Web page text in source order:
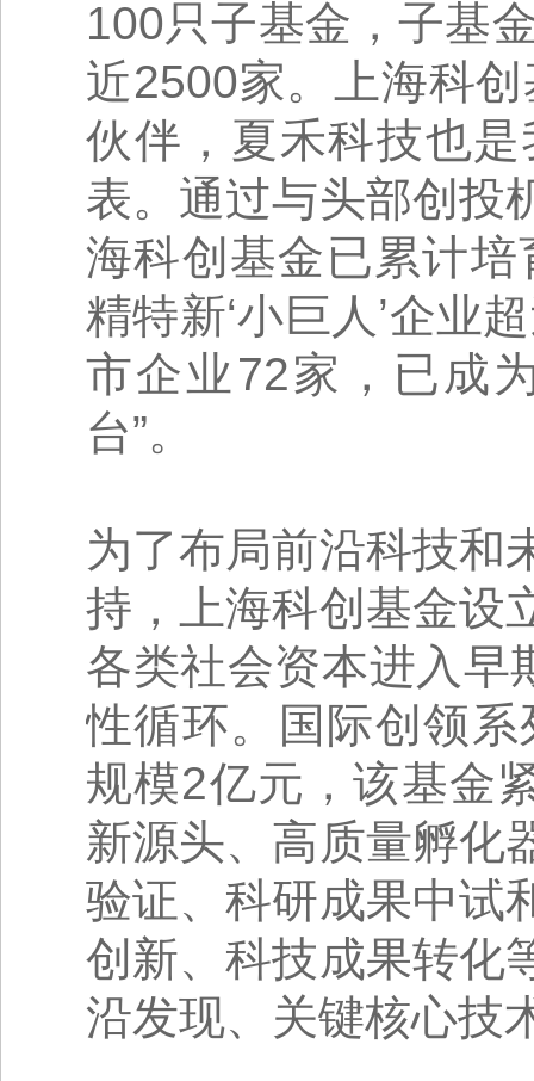
100只子基金，子基
近2500家。上海科
伙伴，夏禾科技也
表。通过与头部创投
海科创基金已累计
精特新‘小巨人’企业
市企业72家，已成
台”。
为了布局前沿科技和
持，上海科创基金设
各类社会资本进入
性循环。国际创领
规模2亿元，该基金
新源头、高质量孵化
验证、科研成果中试
创新、科技成果转化
沿发现、关键核心技